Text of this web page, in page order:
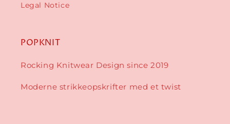
Legal Notice
POPKNIT
Rocking Knitwear Design since 2019
Moderne strikkeopskrifter med et twist